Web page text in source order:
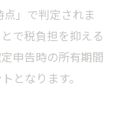
」で判定されま
で税負担を抑える
申告時の所有期間
となります。